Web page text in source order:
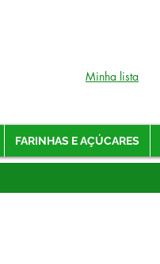
Minha lista
FARINHAS E AÇÚCARES